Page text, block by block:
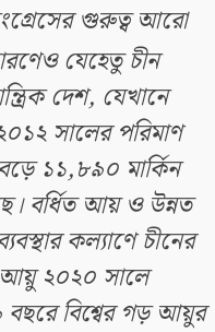
গুরুত্ব আরো
যেহেতু চীন
দেশ, যেখানে
সালের পরিমাণ
১১,৮৯০ মার্কিন
বর্ধিত আয় ও উন্নত
কল্যাণে চীনের
২০২০ সালে
বিশ্বের গড় আয়ুর